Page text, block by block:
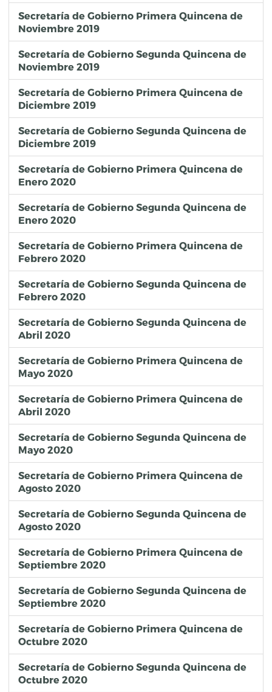
Secretaría de Gobierno Primera Quincena de
Noviembre 2019
Secretaría de Gobierno Segunda Quincena de
Noviembre 2019
Secretaría de Gobierno Primera Quincena de
Diciembre 2019
Secretaría de Gobierno Segunda Quincena de
Diciembre 2019
Secretaría de Gobierno Primera Quincena de
Enero 2020
Secretaría de Gobierno Segunda Quincena de
Enero 2020
Secretaría de Gobierno Primera Quincena de
Febrero 2020
Secretaría de Gobierno Segunda Quincena de
Febrero 2020
Secretaría de Gobierno Segunda Quincena de
Abril 2020
Secretaría de Gobierno Primera Quincena de
Mayo 2020
Secretaría de Gobierno Primera Quincena de
Abril 2020
Secretaría de Gobierno Segunda Quincena de
Mayo 2020
Secretaría de Gobierno Primera Quincena de
Agosto 2020
Secretaría de Gobierno Segunda Quincena de
Agosto 2020
Secretaría de Gobierno Primera Quincena de
Septiembre 2020
Secretaría de Gobierno Segunda Quincena de
Septiembre 2020
Secretaría de Gobierno Primera Quincena de
Octubre 2020
Secretaría de Gobierno Segunda Quincena de
Octubre 2020